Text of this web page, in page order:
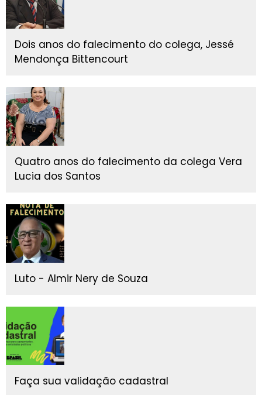
Dois anos do falecimento do colega, Jessé
Mendonça Bittencourt
Quatro anos do falecimento da colega Vera
Lucia dos Santos
Luto - Almir Nery de Souza
Faça sua validação cadastral